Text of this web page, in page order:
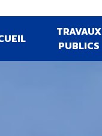
TRAVAUX
PUBLICS